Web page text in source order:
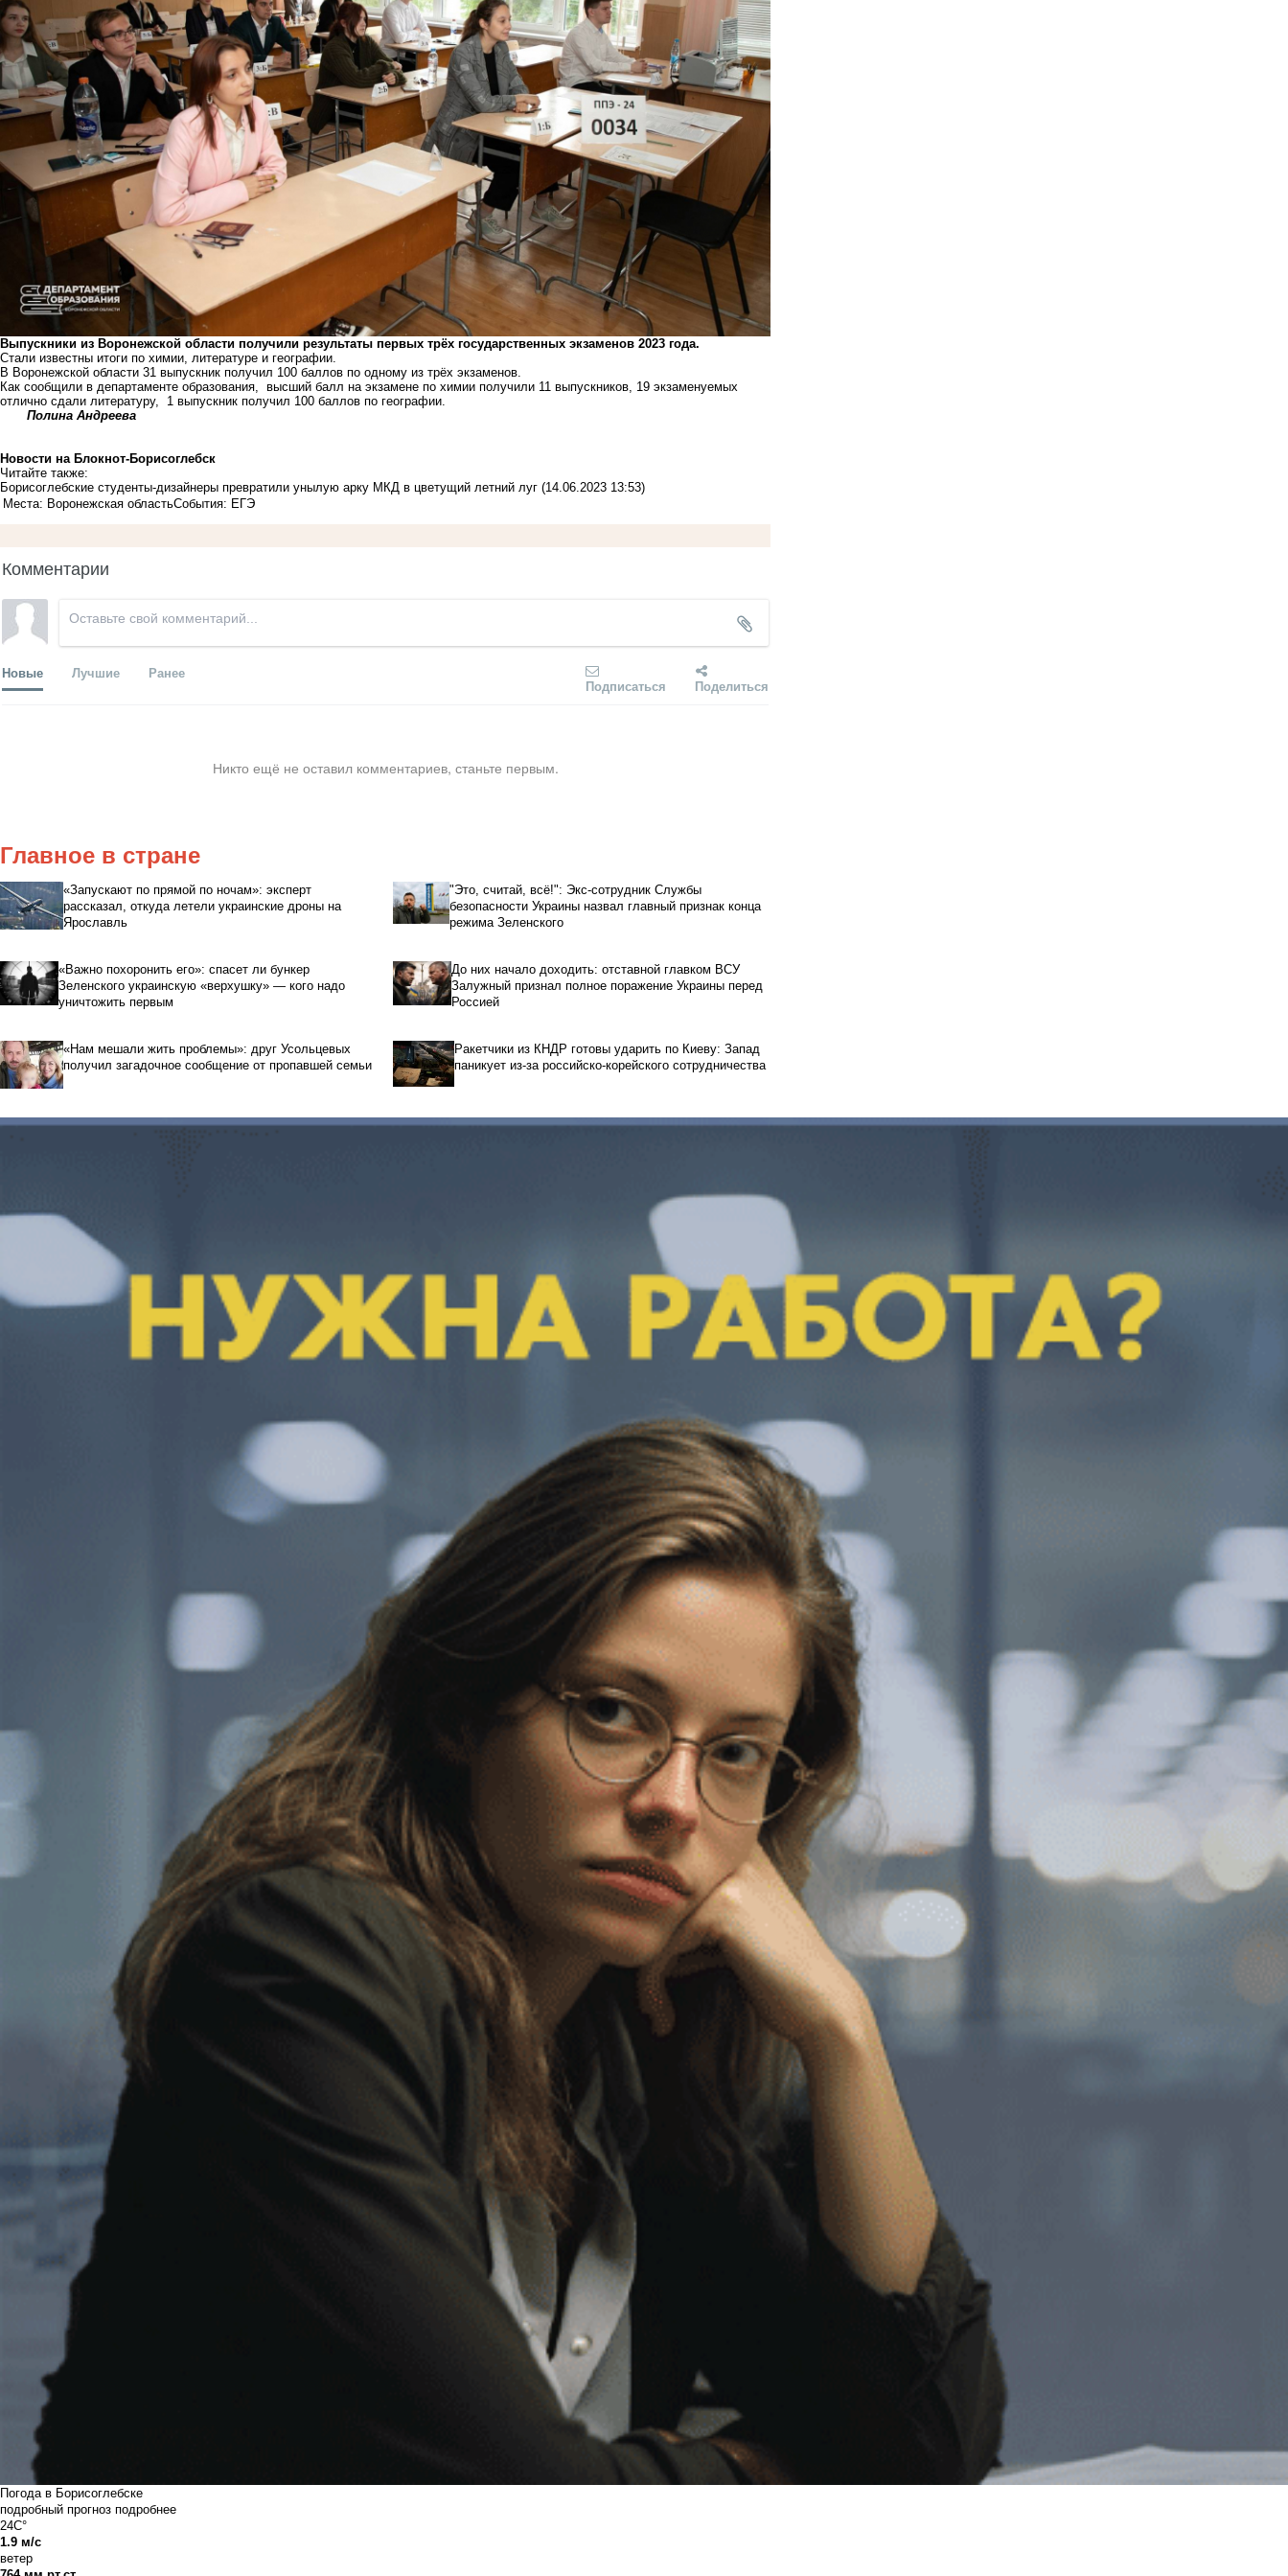
Выпускники из Воронежской области получили результаты первых трёх государственных экзаменов 2023 года.
Стали известны итоги по химии, литературе и географии.
В Воронежской области 31 выпускник получил 100 баллов по одному из трёх экзаменов.
Как сообщили в департаменте образования, высший балл на экзамене по химии получили 11 выпускников, 19 экзаменуемых
отлично сдали литературу, 1 выпускник получил 100 баллов по географии.
Полина Андреева
Новости на Блoкнoт-Борисоглебск
Читайте также:
Борисоглебские студенты-дизайнеры превратили унылую арку МКД в цветущий летний луг (14.06.2023 13:53)
Места: Воронежская областьСобытия: ЕГЭ
Комментарии
Новые Лучшие Ранее
Подписаться Поделиться
Никто ещё не оставил комментариев, станьте первым.
Главное в стране
«Запускают по прямой по ночам»: эксперт
рассказал, откуда летели украинские дроны на
Ярославль
"Это, считай, всё!": Экс-сотрудник Службы
безопасности Украины назвал главный признак конца
режима Зеленского
«Важно похоронить его»: спасет ли бункер
Зеленского украинскую «верхушку» — кого надо
уничтожить первым
До них начало доходить: отставной главком ВСУ
Залужный признал полное поражение Украины перед
Россией
«Нам мешали жить проблемы»: друг Усольцевых
получил загадочное сообщение от пропавшей семьи
Ракетчики из КНДР готовы ударить по Киеву: Запад
паникует из-за российско-корейского сотрудничества
Погода в Борисоглебске
подробный прогноз подробнее
24C°
1.9 м/с
ветер